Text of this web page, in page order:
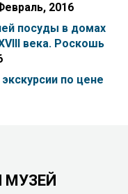
2016
посуды в домах
века. Роскошь
по цене